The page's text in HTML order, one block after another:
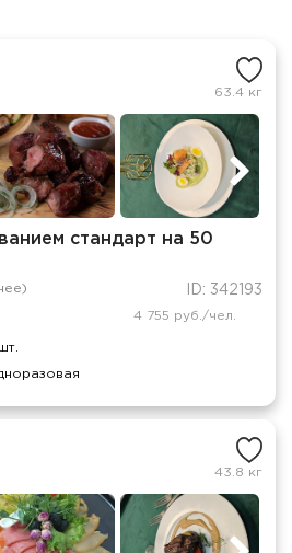
63.4 кг
стандарт на 50
ID: 342193
4 755 руб./чел.
43.8 кг